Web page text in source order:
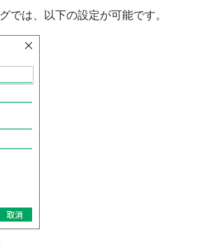
では、以下の設定が可能です。